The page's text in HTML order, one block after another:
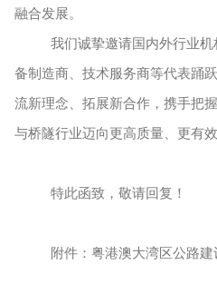
融合发展。
我们诚挚邀请国内外行业
备制造商、技术服务商等代表踊
流新理念、拓展新合作，携手把
与桥隧行业迈向更高质量、更有
特此函致，敬请回复！
附件：粤港澳大湾区公路